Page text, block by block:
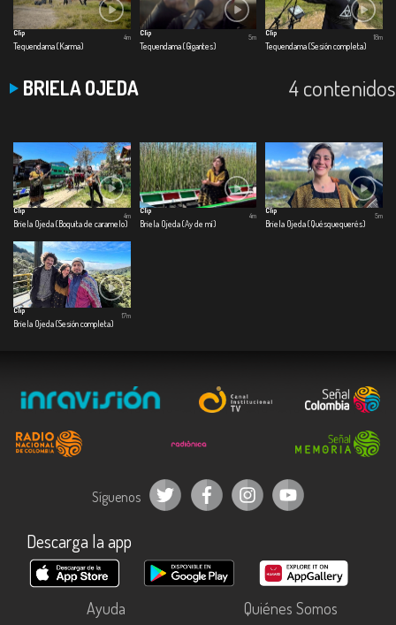
Clip
Tequendama (Karma)
4m
Clip
Tequendama (Gigantes)
5m
Clip
Tequendama (Sesión completa)
18m
BRIELA OJEDA 4 contenidos
Clip
Briela Ojeda (Boquita de caramelo)
4m
Clip
Briela Ojeda (Ay de mí)
4m
Clip
Briela Ojeda (Quésquequerés)
5m
Clip
Briela Ojeda (Sesión completa)
17m
Síguenos
Descarga la app
Ayuda
Quiénes Somos